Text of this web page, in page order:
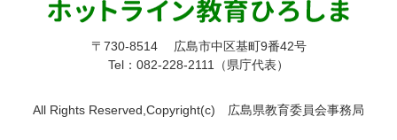
〒730-8514
広島市中区基町9番42号
Tel：082-228-2111（県庁代表）
All Rights Reserved,Copyright(c) 広島県教育委員会事務局